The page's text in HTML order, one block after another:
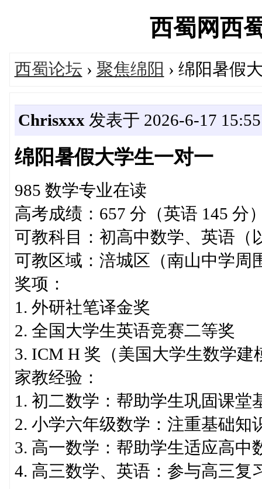
西蜀网西
西蜀论坛 › 聚焦绵阳 › 绵阳暑假
Chrisxxx 发表于 2026-6-17
绵阳暑假大学生一对一
985 数学专业在读
高考成绩：657 分（英语 145 分
可教科目：初高中数学、英语（
可教区域：涪城区（南山中学周
奖项：
1. 外研社笔译金奖
2. 全国大学生英语竞赛二等奖
3. ICM H 奖（美国大学生数学建
家教经验：
1. 初二数学：帮助学生巩固课堂
2. 小学六年级数学：注重基础知
3. 高一数学：帮助学生适应高中
4. 高三数学、英语：参与高三